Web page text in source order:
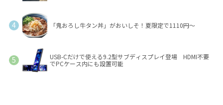
「鬼おろし牛タン丼」がおいしそ！夏限定で1110円～
USB-Cだけで使える9.2型サブディスプレイ登場 HDMI不要
でPCケース内にも設置可能